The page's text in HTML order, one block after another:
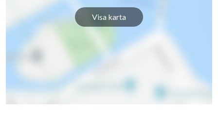
Visa karta